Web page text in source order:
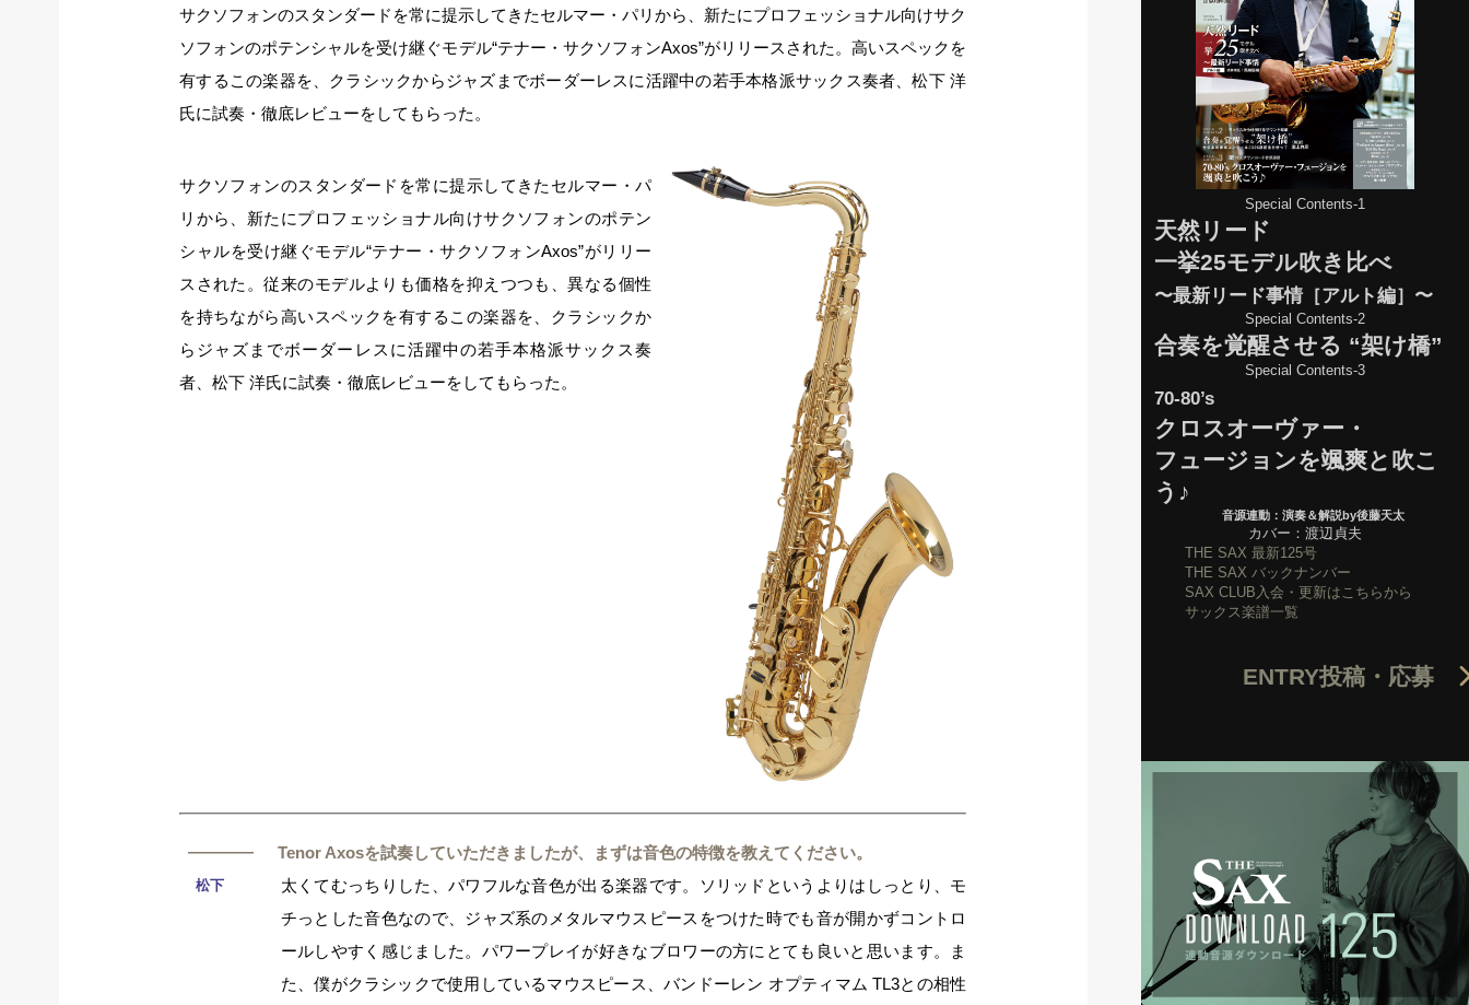
サクソフォンのスタンダードを常に提示してきたセルマー・パリから、新たにプロフェッショナル向けサク
ソフォンのポテンシャルを受け継ぐモデル“テナー・サクソフォンAxos”がリリースされた。高いスペックを
有するこの楽器を、クラシックからジャズまでボーダーレスに活躍中の若手本格派サックス奏者、松下 洋
氏に試奏・徹底レビューをしてもらった。
サクソフォンのスタンダードを常に提示してきたセルマー・パ
リから、新たにプロフェッショナル向けサクソフォンのポテン
シャルを受け継ぐモデル“テナー・サクソフォンAxos”がリリー
スされた。従来のモデルよりも価格を抑えつつも、異なる個性
を持ちながら高いスペックを有するこの楽器を、クラシックか
らジャズまでボーダーレスに活躍中の若手本格派サックス奏
者、松下 洋氏に試奏・徹底レビューをしてもらった。
― Tenor Axosを試奏していただきましたが、まずは音色の特徴を教えてください。
松下
太くてむっちりした、パワフルな音色が出る楽器です。ソリッドというよりはしっとり、モ
チっとした音色なので、ジャズ系のメタルマウスピースをつけた時でも音が開かずコントロ
ールしやすく感じました。パワープレイが好きなブロワーの方にとても良いと思います。ま
た、僕がクラシックで使用しているマウスピース、バンドーレン オプティマム TL3との相性
Special Contents-1
天然リード
一挙25モデル吹き比べ
〜最新リード事情［アルト編］〜
Special Contents-2
合奏を覚醒させる “架け橋”
Special Contents-3
70-80’s
クロスオーヴァー・
フュージョンを颯爽と吹こ
う♪
音源連動：演奏＆解説by後藤天太
カバー：渡辺貞夫
THE SAX 最新125号
THE SAX バックナンバー
SAX CLUB入会・更新はこちらから
サックス楽譜一覧
ENTRY投稿・応募